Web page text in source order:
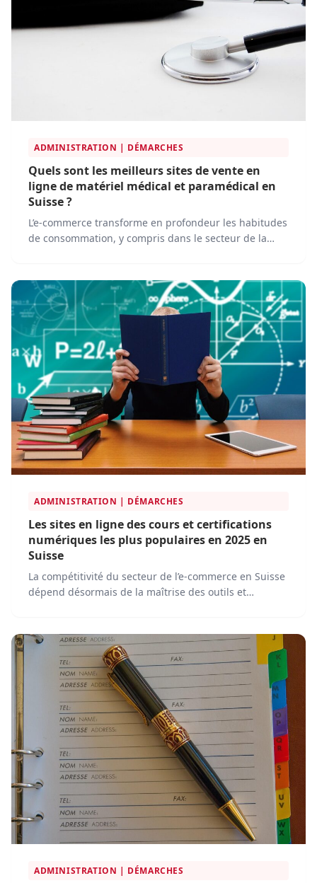
ADMINISTRATION | DÉMARCHES
Quels sont les meilleurs sites de vente en
ligne de matériel médical et paramédical en
Suisse ?
L’e-commerce transforme en profondeur les habitudes
de consommation, y compris dans le secteur de la
par l’essor de plateformes spécialisées qui simplifient
l’accès aux produits de santé pour les professionnels
et les particuliers.
ADMINISTRATION | DÉMARCHES
Les sites en ligne des cours et certifications
numériques les plus populaires en 2025 en
Suisse
La compétitivité du secteur de l’e-commerce en Suisse
dépend désormais de la maîtrise des outils et
ADMINISTRATION | DÉMARCHES